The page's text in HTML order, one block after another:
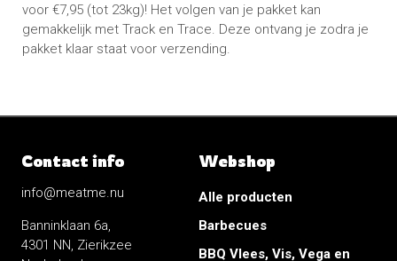
voor €7,95 (tot 23kg)! Het volgen van je pakket kan
gemakkelijk met Track en Trace. Deze ontvang je zodra je
pakket klaar staat voor verzending.
Contact info
info@meatme.nu
Banninklaan 6a,
4301 NN, Zierikzee
Webshop
Alle producten
Barbecues
BBQ Vlees, Vis, Vega en